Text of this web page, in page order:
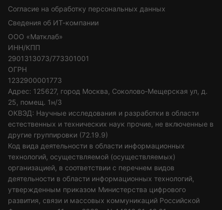
Согласие на обработку персональных данных
Сведения об ИТ-компании
ООО «Матклаб»
ИНН/КПП
2901313073/773301001
ОГРН
1232900001773
Адрес: 125627, город Москва, Соколово-Мещерская ул, д.
25, помещ. 1н/3
ОКВЭД: Научные исследования и разработки в области
естественных и технических наук прочие, не включенные в
другие группировки (72.19.9)
Код вида деятельности в области информационных
технологий, осуществляемой (осуществляемых)
организацией, в соответствии с перечнем видов
деятельности в области информационных технологий,
утвержденным приказом Министерства цифрового
развития, связи и массовых коммуникаций Российской